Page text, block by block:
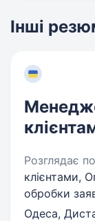
Інші
Розглядає
клієнтами,
обробки
Одеса,